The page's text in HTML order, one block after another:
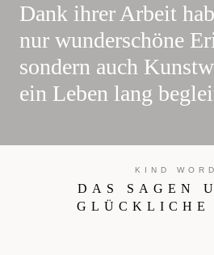
Dank ihrer Arbeit
nur wunderschöne
sondern auch
ein Leben lang
KIND
DAS SAGEN
GLÜCKLICHE